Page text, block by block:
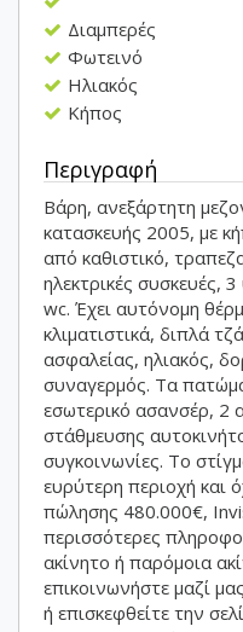
Διαμπερές
Φωτεινό
Ηλιακός
Κήπος
Περιγραφή
Βάρη, ανεξάρτητη
κατασκευής 2005, με
από καθιστικό,
ηλεκτρικές συσκευές,
wc. Έχει αυτόνομη
κλιματιστικά, διπλά
ασφαλείας, ηλιακός,
συναγερμός. Τα
εσωτερικό ασανσέρ, 2
στάθμευσης
συγκοινωνίες. Το
ευρύτερη περιοχή και
πώλησης 480.000€,
περισσότερες
ακίνητο ή παρόμοια
επικοινωνήστε μαζί
ή επισκεφθείτε την